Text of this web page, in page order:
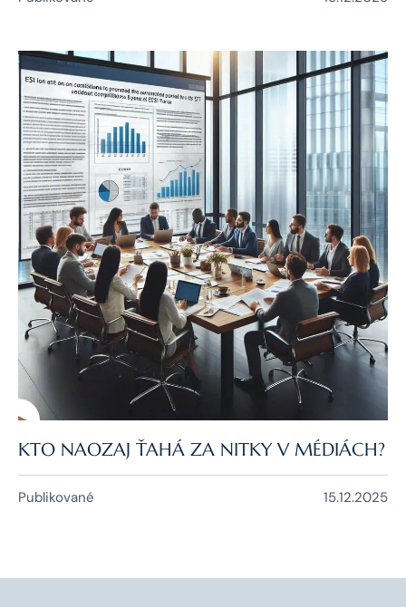
KTO NAOZAJ ŤAHÁ ZA NITKY V MÉDIÁCH?
Publikované 15.12.2025